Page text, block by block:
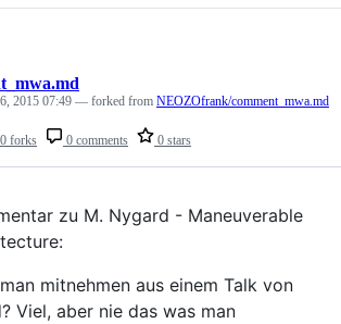
0 forks 0 comments 0 stars
2015 07:49 — forked from NEOZOfrank/comment_mwa.md
zu M. Nygard - Maneuverable
mitnehmen aus einem Talk von
Viel, aber nie das was man